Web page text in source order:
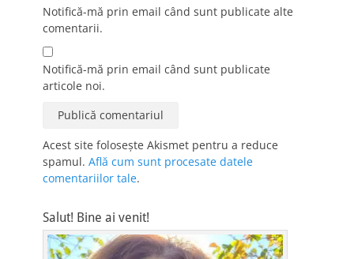
Notifică-mă prin email când sunt publicate alte
comentarii.
Notifică-mă prin email când sunt publicate
articole noi.
Acest site folosește Akismet pentru a reduce
spamul. Află cum sunt procesate datele
comentariilor tale.
Salut! Bine ai venit!